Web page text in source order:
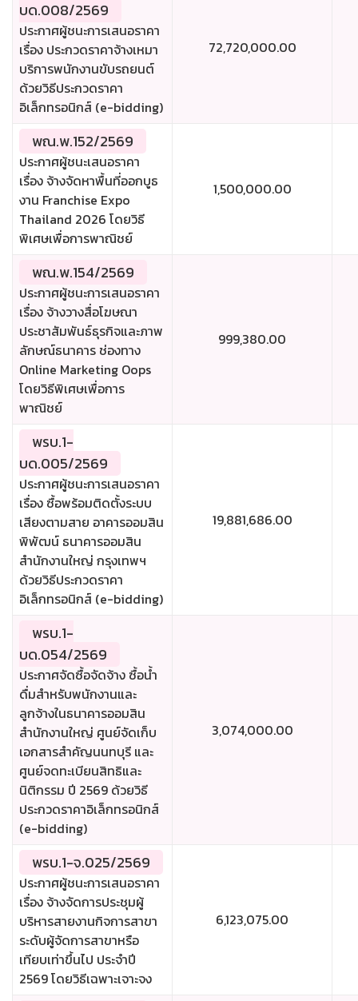
บด.008/2569
ประกาศผู้ชนะการเสนอราคา
เรื่อง ประกวดราคาจ้างเหมา
บริการพนักงานขับรถยนต์
ด้วยวิธีประกวดราคา
อิเล็กทรอนิกส์ (e-bidding)
72,720,000.00
พณ.พ.152/2569
ประกาศผู้ชนะเสนอราคา
เรื่อง จ้างจัดหาพื้นที่ออกบูธ
งาน Franchise Expo
Thailand 2026 โดยวิธี
พิเศษเพื่อการพาณิชย์
1,500,000.00
พณ.พ.154/2569
ประกาศผู้ชนะการเสนอราคา
เรื่อง จ้างวางสื่อโฆษณา
ประชาสัมพันธ์ธุรกิจและภาพ
ลักษณ์ธนาคาร ช่องทาง
Online Marketing Oops
โดยวิธีพิเศษเพื่อการ
พาณิชย์
999,380.00
พรบ.1-
บด.005/2569
ประกาศผู้ชนะการเสนอราคา
เรื่อง ซื้อพร้อมติดตั้งระบบ
เสียงตามสาย อาคารออมสิน
พิพัฒน์ ธนาคารออมสิน
สำนักงานใหญ่ กรุงเทพฯ
ด้วยวิธีประกวดราคา
อิเล็กทรอนิกส์ (e-bidding)
19,881,686.00
พรบ.1-
บด.054/2569
ประกาศจัดซื้อจัดจ้าง ซื้อน้ำ
ดื่มสำหรับพนักงานและ
ลูกจ้างในธนาคารออมสิน
สำนักงานใหญ่ ศูนย์จัดเก็บ
เอกสารสำคัญนนทบุรี และ
ศูนย์จดทะเบียนสิทธิและ
นิติกรรม ปี 2569 ด้วยวิธี
ประกวดราคาอิเล็กทรอนิกส์
(e-bidding)
3,074,000.00
พรบ.1-จ.025/2569
ประกาศผู้ชนะการเสนอราคา
เรื่อง จ้างจัดการประชุมผู้
บริหารสายงานกิจการสาขา
ระดับผู้จัดการสาขาหรือ
เทียบเท่าขึ้นไป ประจำปี
2569 โดยวิธีเฉพาะเจาะจง
6,123,075.00